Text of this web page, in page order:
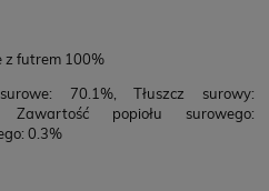
z futrem 100%
70.1%, Tłuszcz surowy:
popiołu surowego:
0.3%